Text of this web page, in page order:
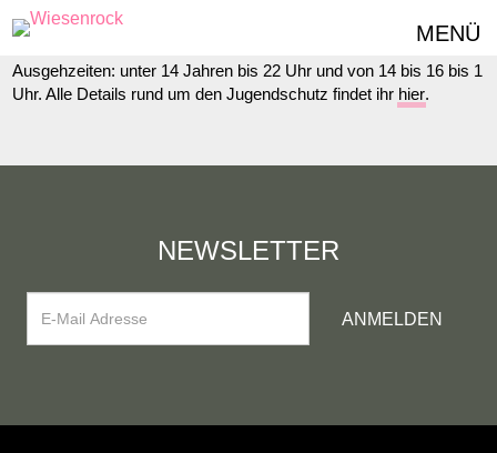
MENÜ
Nein. Bei Wiesenrock sind Groß und Klein, Jung und Alt
willkommen. Kinder bis 13 Jahren bezahlen keinen Eintritt.
Ausgehzeiten: unter 14 Jahren bis 22 Uhr und von 14 bis 16 bis 1
Uhr. Alle Details rund um den Jugendschutz findet ihr hier.
NEWSLETTER